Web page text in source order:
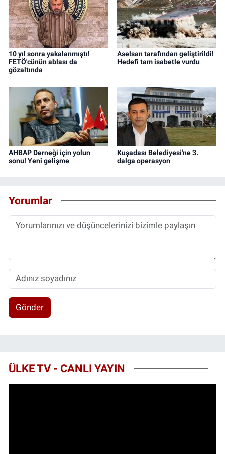
10 yıl sonra yakalanmıştı!
FETÖ'cünün ablası da
gözaltında
Aselsan tarafından geliştirildi!
Hedefi tam isabetle vurdu
AHBAP Derneği için yolun
sonu! Yeni gelişme
Kuşadası Belediyesi'ne 3.
dalga operasyon
Yorumlar
Gönder
ÜLKE TV - CANLI YAYIN